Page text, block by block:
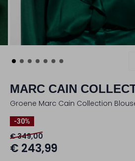
MARC CAIN
Groene Marc Cain Collection
-30%
€ 349,00
€ 243,99